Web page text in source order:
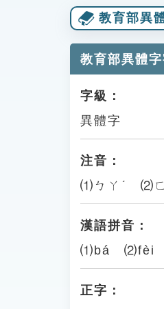
教育部異
教育部異體
字級：
異體字
注音：
⑴ㄅㄚˊ ⑵
漢語拼音：
⑴bá ⑵fèi
正字：